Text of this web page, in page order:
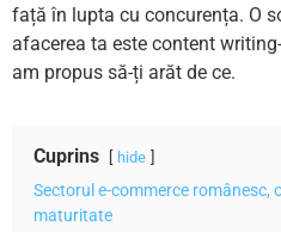
față în lupta cu concurența. O
afacerea ta este content
am propus să-ți arăt de ce.
Cuprins hide
Sectorul e-commerce românesc,
maturitate